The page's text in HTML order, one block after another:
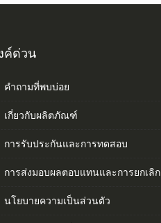
ค์ด่วน
คำถามที่พบบ่อย
เกี่ยวกับผลิตภัณฑ์
การรับประกันและการทดสอบ
การส่งมอบผลตอบแทนและการยกเลิก
นโยบายความเป็นส่วนตัว